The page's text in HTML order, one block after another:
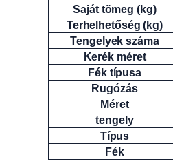
Saját tömeg (kg)
Terhelhetőség (kg)
Tengelyek száma
Kerék méret
Fék típusa
Rugózás
Méret
tengely
Típus
Fék